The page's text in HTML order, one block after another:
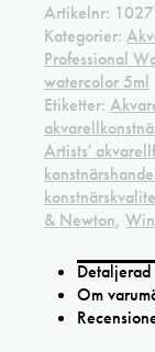
Artikelnr:
Kategorier:
Professional
watercolor 5ml
Etiketter:
Artists'
& Newton,
Om